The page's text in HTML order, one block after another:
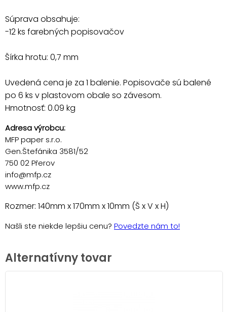
Súprava obsahuje:
-12 ks farebných popisovačov
Šírka hrotu: 0,7 mm
Uvedená cena je za 1 balenie. Popisovače sú balené
po 6 ks v plastovom obale so závesom.
Hmotnosť: 0.09 kg
Adresa výrobcu:
MFP paper s.r.o.
Gen.Štefánika 3581/52
750 02 Přerov
info@mfp.cz
www.mfp.cz
Rozmer: 140mm x 170mm x 10mm (Š x V x H)
Našli ste niekde lepšiu cenu? Povedzte nám to!
Alternatívny tovar